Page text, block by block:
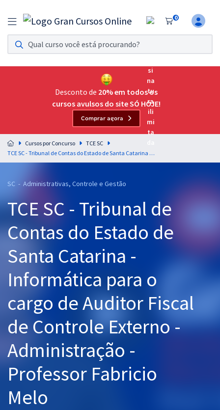
0
Assinatura Ilimitada 11
Acesso a todos os cursos. Teste grátis por 7 dias!
Assinatura OAB Até Passar
Acesso ilimitado a toda preparação para o Exame da
Residências Multiprofissionais
Preparação completa e intensiva para as principais
residências em saúde do Brasil
Cursos 20% OFF
Pós
Graduação
OAB
Questões grátis
Aprovados
Desconto de 20% em todos os
cursos avulsos do site SÓ HOJE!
Comprar agora
Cursos por Concurso
TCE SC
TCE SC - Tribunal de Contas do Estado de Santa Catarina - Informática para o cargo de Auditor Fiscal de Controle Externo - Administração - Professor Fabricio Melo
SC - Administrativas, Controle e Gestão
TCE SC - Tribunal de
Contas do Estado de
Santa Catarina -
Informática para o
cargo de Auditor Fiscal
de Controle Externo -
Administração -
Professor Fabricio
Melo